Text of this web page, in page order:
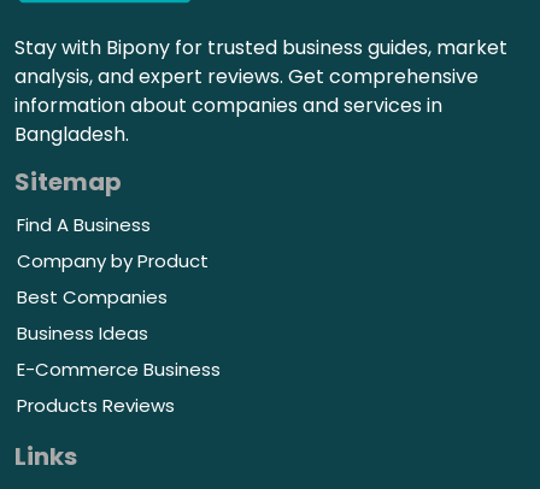
Stay with Bipony for trusted business guides, market
analysis, and expert reviews. Get comprehensive
information about companies and services in
Bangladesh.
Sitemap
Find A Business
Company by Product
Best Companies
Business Ideas
E-Commerce Business
Products Reviews
Links